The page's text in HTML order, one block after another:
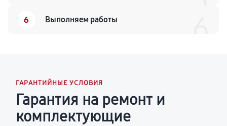
6 Выполняем работы
ГАРАНТИЙНЫЕ УСЛОВИЯ
Гарантия на ремонт и
комплектующие